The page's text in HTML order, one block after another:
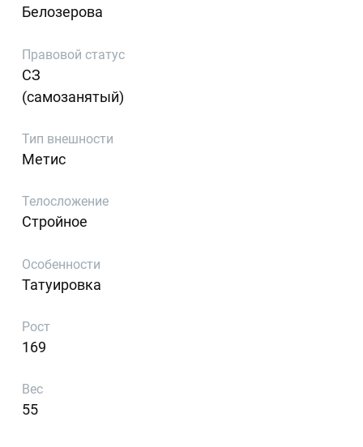
Белозерова
Правовой статус
СЗ
(самозанятый)
Тип внешности
Метис
Телосложение
Стройное
Особенности
Татуировка
Рост
169
Вес
55